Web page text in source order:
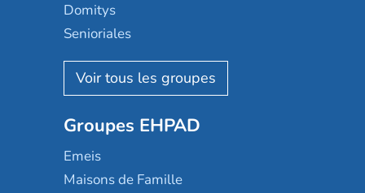
Domitys
Senioriales
Nohée
Les Résidentiels
Mobicap
Domusvi
Happy Senior
Groupes EHPAD
Emeis
Maisons de Famille